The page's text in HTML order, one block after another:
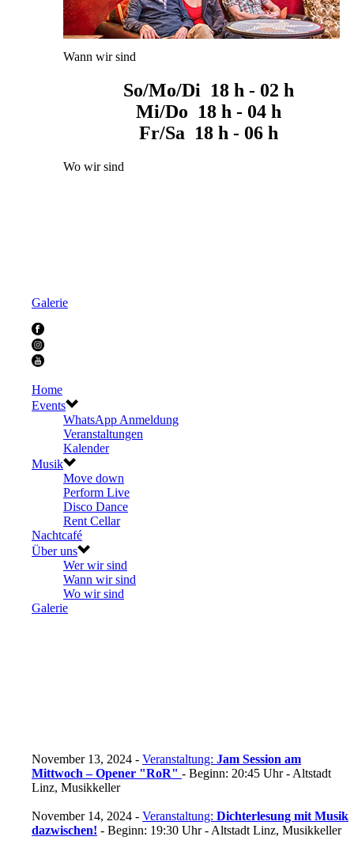
Wann wir sind
So/Mo/Di 18 h - 02 h
Mi/Do 18 h - 04 h
Fr/Sa 18 h - 06 h
Wo wir sind
Galerie
Home
Events
WhatsApp Anmeldung
Veranstaltungen
Kalender
Musik
Move down
Perform Live
Disco Dance
Rent Cellar
Nachtcafé
Über uns
Wer wir sind
Wann wir sind
Wo wir sind
Galerie
November 13, 2024 - Veranstaltung: Jam Session am
Mittwoch – Opener "RoR" - Beginn: 20:45 Uhr - Altstadt
Linz, Musikkeller
November 14, 2024 - Veranstaltung: Dichterlesung mit Musik
dazwischen! - Beginn: 19:30 Uhr - Altstadt Linz, Musikkeller